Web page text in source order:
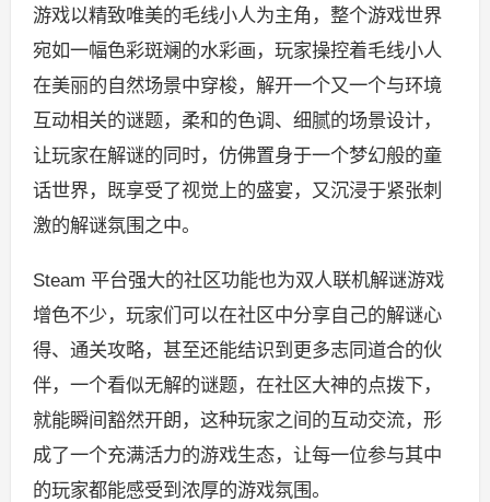
游戏以精致唯美的毛线小人为主角，整个游戏世界
宛如一幅色彩斑斓的水彩画，玩家操控着毛线小人
在美丽的自然场景中穿梭，解开一个又一个与环境
互动相关的谜题，柔和的色调、细腻的场景设计，
让玩家在解谜的同时，仿佛置身于一个梦幻般的童
话世界，既享受了视觉上的盛宴，又沉浸于紧张刺
激的解谜氛围之中。
Steam 平台强大的社区功能也为双人联机解谜游戏
增色不少，玩家们可以在社区中分享自己的解谜心
得、通关攻略，甚至还能结识到更多志同道合的伙
伴，一个看似无解的谜题，在社区大神的点拨下，
就能瞬间豁然开朗，这种玩家之间的互动交流，形
成了一个充满活力的游戏生态，让每一位参与其中
的玩家都能感受到浓厚的游戏氛围。